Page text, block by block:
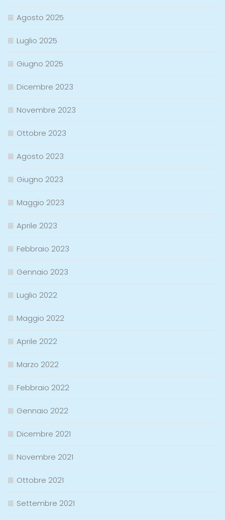
Agosto 2025
Luglio 2025
Giugno 2025
Dicembre 2023
Novembre 2023
Ottobre 2023
Agosto 2023
Giugno 2023
Maggio 2023
Aprile 2023
Febbraio 2023
Gennaio 2023
Luglio 2022
Maggio 2022
Aprile 2022
Marzo 2022
Febbraio 2022
Gennaio 2022
Dicembre 2021
Novembre 2021
Ottobre 2021
Settembre 2021